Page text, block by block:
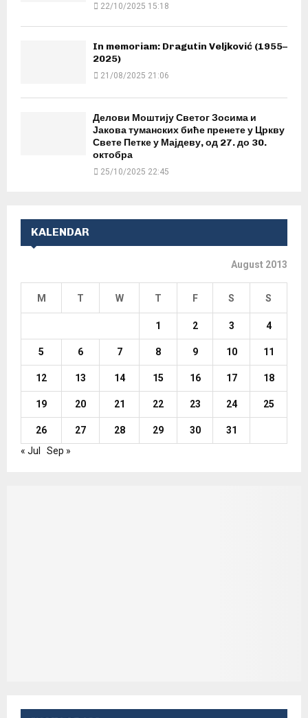
22/10/2025 15:18
In memoriam: Dragutin Veljković (1955–
2025)
21/08/2025 21:06
Делови Моштију Светог Зосима и
Јакова туманских биће пренете у Цркву
Свете Петке у Мајдеву, од 27. до 30.
октобра
25/10/2025 22:45
KALENDAR
August 2013
M T W T F S S
1 2 3 4
5 6 7 8 9 10 11
12 13 14 15 16 17 18
19 20 21 22 23 24 25
26 27 28 29 30
31
« Jul
Sep »